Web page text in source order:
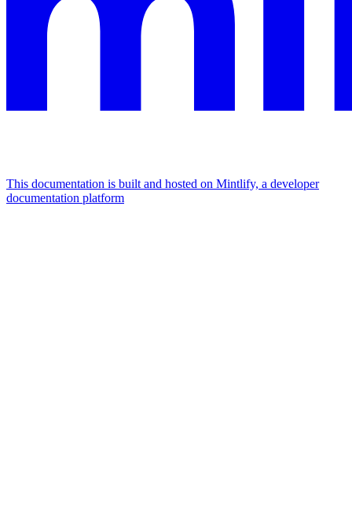
This documentation is built and hosted on Mintlify, a developer
documentation platform